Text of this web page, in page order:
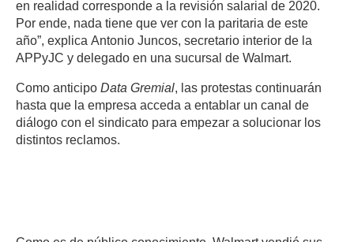
en realidad corresponde a la revisión salarial de 2020.
Por ende, nada tiene que ver con la paritaria de este
año”, explica Antonio Juncos, secretario interior de la
APPyJC y delegado en una sucursal de Walmart.
Como anticipo Data Gremial, las protestas continuarán
hasta que la empresa acceda a entablar un canal de
diálogo con el sindicato para empezar a solucionar los
distintos reclamos.